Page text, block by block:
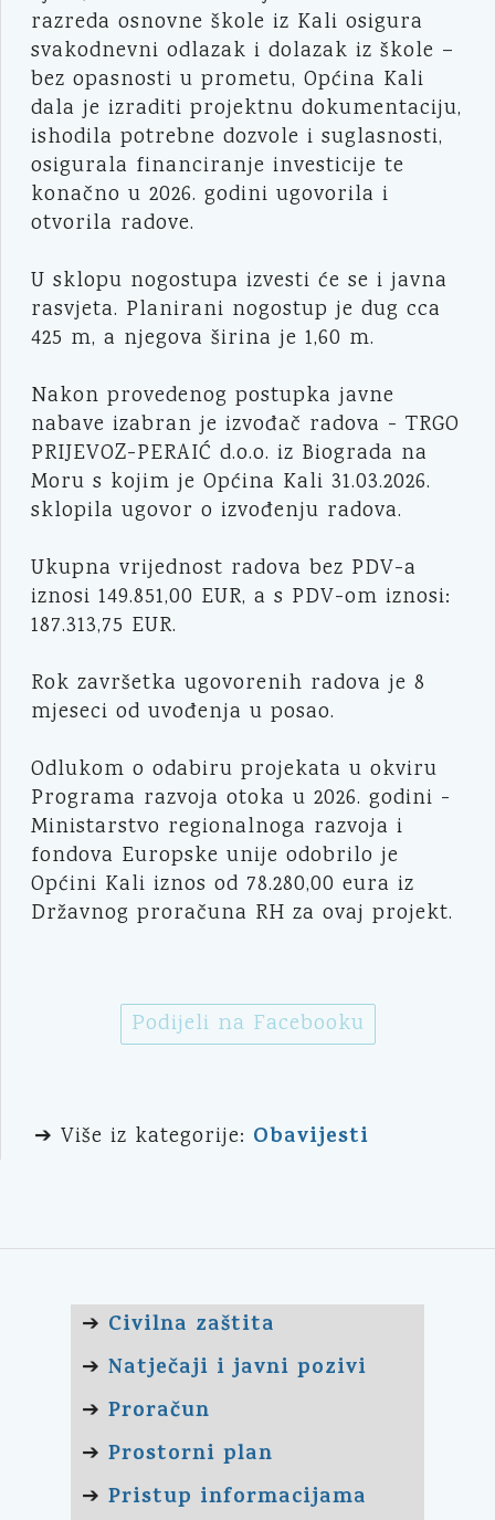
razreda osnovne škole iz Kali osigura
svakodnevni odlazak i dolazak iz škole –
bez opasnosti u prometu, Općina Kali
dala je izraditi projektnu dokumentaciju,
ishodila potrebne dozvole i suglasnosti,
osigurala financiranje investicije te
konačno u 2026. godini ugovorila i
otvorila radove.
U sklopu nogostupa izvesti će se i javna
rasvjeta. Planirani nogostup je dug cca
425 m, a njegova širina je 1,60 m.
Nakon provedenog postupka javne
nabave izabran je izvođač radova - TRGO
PRIJEVOZ-PERAIĆ d.o.o. iz Biograda na
Moru s kojim je Općina Kali 31.03.2026.
sklopila ugovor o izvođenju radova.
Ukupna vrijednost radova bez PDV-a
iznosi 149.851,00 EUR, a s PDV-om iznosi:
187.313,75 EUR.
Rok završetka ugovorenih radova je 8
mjeseci od uvođenja u posao.
Odlukom o odabiru projekata u okviru
Programa razvoja otoka u 2026. godini -
Ministarstvo regionalnoga razvoja i
fondova Europske unije odobrilo je
Općini Kali iznos od 78.280,00 eura iz
Državnog proračuna RH za ovaj projekt.
Podijeli na Facebooku
➔ Više iz kategorije: Obavijesti
➔ Civilna zaštita
➔ Natječaji i javni pozivi
➔ Proračun
➔ Prostorni plan
➔ Pristup informacijama